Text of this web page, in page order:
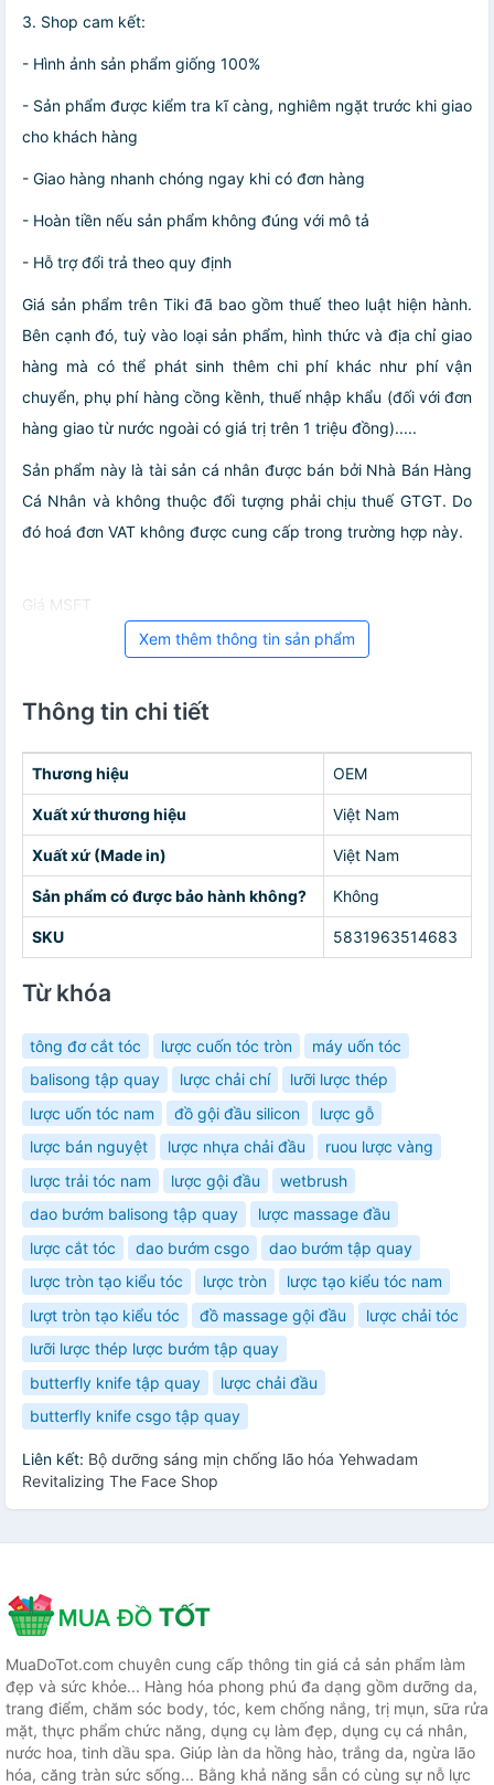
3. Shop cam kết:
- Hình ảnh sản phẩm giống 100%
- Sản phẩm được kiểm tra kĩ càng, nghiêm ngặt trước khi giao
cho khách hàng
- Giao hàng nhanh chóng ngay khi có đơn hàng
- Hoàn tiền nếu sản phẩm không đúng với mô tả
- Hỗ trợ đổi trả theo quy định
Giá sản phẩm trên Tiki đã bao gồm thuế theo luật hiện hành.
Bên cạnh đó, tuỳ vào loại sản phẩm, hình thức và địa chỉ giao
hàng mà có thể phát sinh thêm chi phí khác như phí vận
chuyển, phụ phí hàng cồng kềnh, thuế nhập khẩu (đối với đơn
hàng giao từ nước ngoài có giá trị trên 1 triệu đồng).....
Sản phẩm này là tài sản cá nhân được bán bởi Nhà Bán Hàng
Cá Nhân và không thuộc đối tượng phải chịu thuế GTGT. Do
đó hoá đơn VAT không được cung cấp trong trường hợp này.
Giá MSFT
Xem thêm thông tin sản phẩm
Thông tin chi tiết
Thương hiệu OEM
Xuất xứ thương hiệu Việt Nam
Xuất xứ (Made in) Việt Nam
Sản phẩm có được bảo hành không? Không
SKU 5831963514683
Từ khóa
tông đơ cắt tóc lược cuốn tóc tròn
máy uốn tóc
balisong tập quay
lược chải chí
lưỡi lược thép
lược uốn tóc nam
đồ gội đầu silicon
lược gỗ
lược bán nguyệt
lược nhựa chải đầu
ruou lược vàng
lược trải tóc nam
lược gội đầu
wetbrush
dao bướm balisong tập quay
lược massage đầu
lược cắt tóc
dao bướm csgo
dao bướm tập quay
lược tròn tạo kiểu tóc
lược tròn
lược tạo kiểu tóc nam
lượt tròn tạo kiểu tóc
đồ massage gội đầu
lược chải tóc
lưỡi lược thép lược bướm tập quay
butterfly knife tập quay
lược chải đầu
butterfly knife csgo tập quay
Liên kết: Bộ dưỡng sáng mịn chống lão hóa Yehwadam
Revitalizing The Face Shop
MuaDoTot.com chuyên cung cấp thông tin giá cả sản phẩm làm
đẹp và sức khỏe... Hàng hóa phong phú đa dạng gồm dưỡng da,
trang điểm, chăm sóc body, tóc, kem chống nắng, trị mụn, sữa rửa
mặt, thực phẩm chức năng, dụng cụ làm đẹp, dụng cụ cá nhân,
nước hoa, tinh dầu spa. Giúp làn da hồng hào, trắng da, ngừa lão
hóa, căng tràn sức sống... Bằng khả năng sẵn có cùng sự nỗ lực